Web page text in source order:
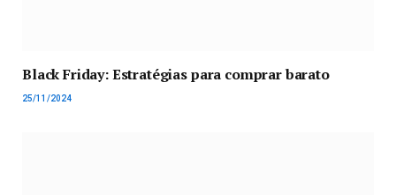
Black Friday: Estratégias para comprar barato
25/11/2024